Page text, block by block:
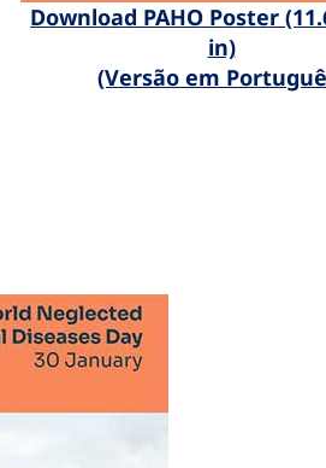
Download PAHO Poster
in)
(Versão em